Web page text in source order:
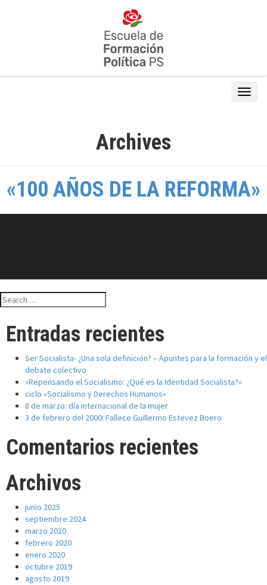
Archives
«100 AÑOS DE LA REFORMA»
Search
for:
Entradas recientes
Ser Socialista- ¿Una sola definición? – Apuntes para la formación y el
debate colectivo
«Repensando el Socialismo: ¿Qué es la Identidad Socialista?»
ciclo «Socialismo y Derechos Humanos»
8 de marzo: día internacional de la mujer
3 de febrero del 2000: Fallece Guillermo Estevez Boero
Comentarios recientes
Archivos
junio 2025
septiembre 2024
marzo 2020
febrero 2020
enero 2020
octubre 2019
agosto 2019